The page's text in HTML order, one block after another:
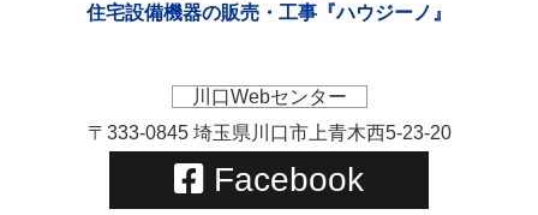
住宅設備機器の販売・工事『ハウジーノ』
川口Webセンター
〒333-0845 埼玉県川口市上青木西5-23-20
Facebook